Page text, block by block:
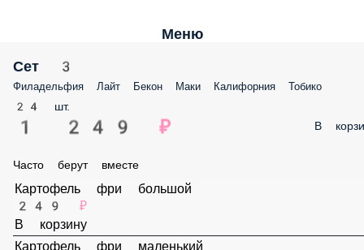
Меню
Сет 3
Филадельфия Лайт Бекон Маки Калифорния Тобико
24 шт.
1 249 ₽ В
Часто берут вместе
Картофель фри большой
249 ₽
В корзину